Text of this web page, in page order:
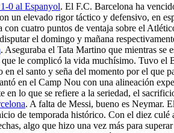
0 al Espanyol. El F.C. Barcelona ha
un elevado rigor táctico y defensivo, en
con cuatro puntos de ventaja sobre el
el domingo y mañana
. Aseguraba el Tata Martino que mientras se
le complicó la vida muchísimo. Tuvo el
el santo y seña del momento por el que
en el Camp Nou con una alineación
en lo que se refiere a la seriedad, el
. A falta de Messi, bueno es Neymar.
de temporada histórico. Con el diez
algo que hizo una vez más para